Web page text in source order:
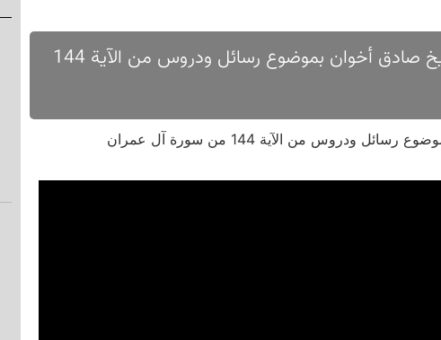
نور مبين 9 صفر 1446 بتقديم الأستاذ يونس خليفة وبحضور الشيخ صادق أخوان بموضوع رسائل ودروس من الآية 144